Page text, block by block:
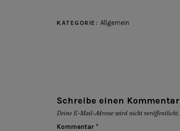
KATEGORIE: Allgemein
Schreibe einen Kommentar
Deine E-Mail-Adresse wird nicht veröffentlicht.
Kommentar *